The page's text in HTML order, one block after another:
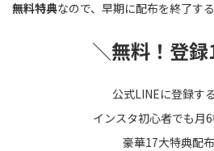
無料特典なので、早期に配布を終了す
＼無料！登
公式LINEに登録す
インスタ初心者でも月
豪華17大特典配